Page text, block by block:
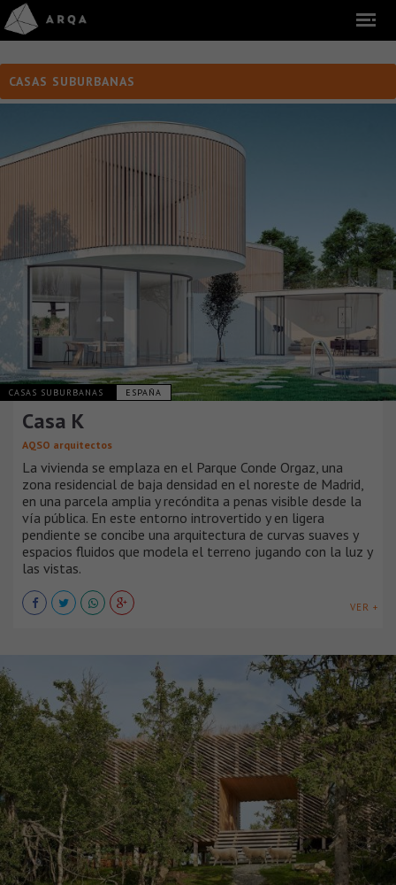
CASAS SUBURBANAS
CASAS SUBURBANAS ESPAÑA
Casa K
AQSO arquitectos
La vivienda se emplaza en el Parque Conde Orgaz, una
zona residencial de baja densidad en el noreste de Madrid,
en una parcela amplia y recóndita a penas visible desde la
vía pública. En este entorno introvertido y en ligera
pendiente se concibe una arquitectura de curvas suaves y
espacios fluidos que modela el terreno jugando con la luz y
las vistas.
VER +